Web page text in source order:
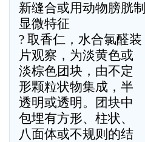
新缝合或用动物膀胱
显微特征
? 取香仁，水合氯醛装
片观察，为淡黄色或
淡棕色团块，由不定
形颗粒状物集成，半
透明或透明。团块中
包埋有方形、柱状、
八面体或不规则的结